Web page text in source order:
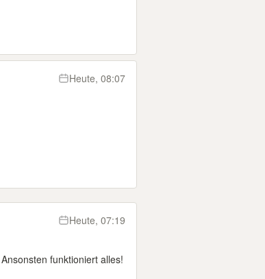
Heute, 08:07
Heute, 07:19
funktioniert alles!